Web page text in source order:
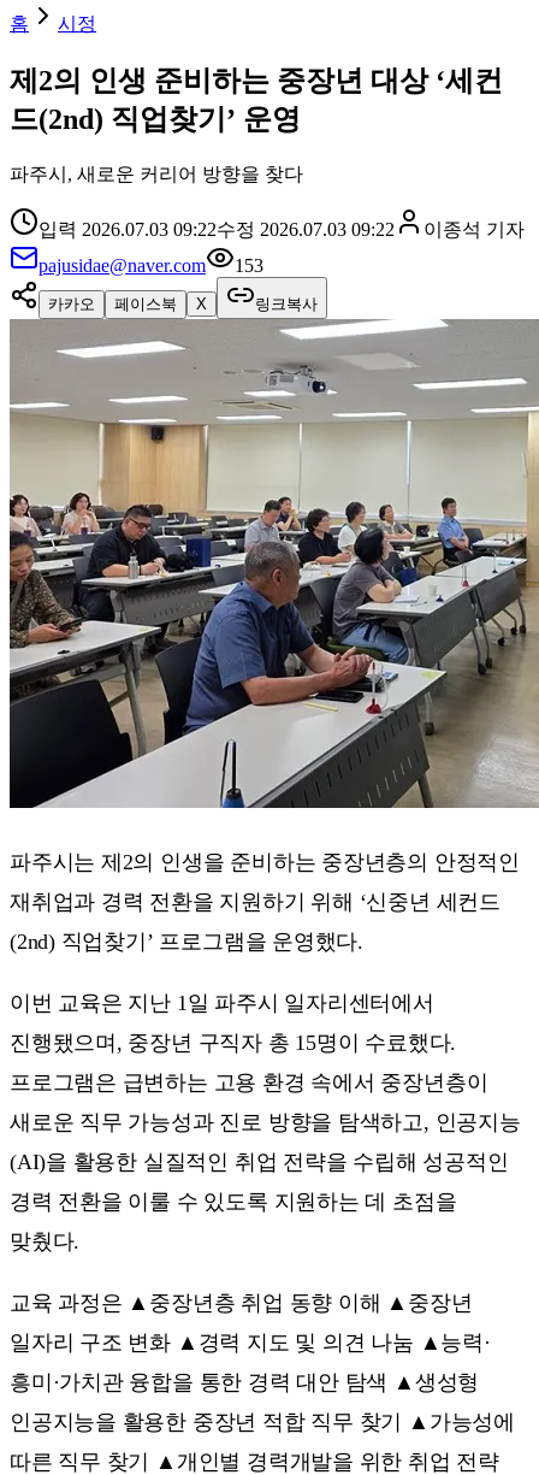
홈 시정
제2의 인생 준비하는 중장년 대상 ‘세컨
드(2nd) 직업찾기’ 운영
파주시, 새로운 커리어 방향을 찾다
입력 2026.07.03 09:22수정 2026.07.03 09:22 이종석 기자
pajusidae@naver.com
153
카카오 페이스북 X 링크복사
파주시는 제2의 인생을 준비하는 중장년층의 안정적인
재취업과 경력 전환을 지원하기 위해 ‘신중년 세컨드
(2nd) 직업찾기’ 프로그램을 운영했다.
이번 교육은 지난 1일 파주시 일자리센터에서
진행됐으며, 중장년 구직자 총 15명이 수료했다.
프로그램은 급변하는 고용 환경 속에서 중장년층이
새로운 직무 가능성과 진로 방향을 탐색하고, 인공지능
(AI)을 활용한 실질적인 취업 전략을 수립해 성공적인
경력 전환을 이룰 수 있도록 지원하는 데 초점을
맞췄다.
교육 과정은 ▲중장년층 취업 동향 이해 ▲중장년
일자리 구조 변화 ▲경력 지도 및 의견 나눔 ▲능력·
흥미·가치관 융합을 통한 경력 대안 탐색 ▲생성형
인공지능을 활용한 중장년 적합 직무 찾기 ▲가능성에
따른 직무 찾기 ▲개인별 경력개발을 위한 취업 전략